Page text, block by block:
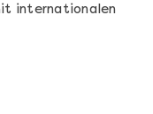
internationalen